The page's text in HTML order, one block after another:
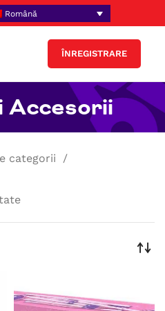
Română
ÎNREGISTRARE
Accesorii
categorii